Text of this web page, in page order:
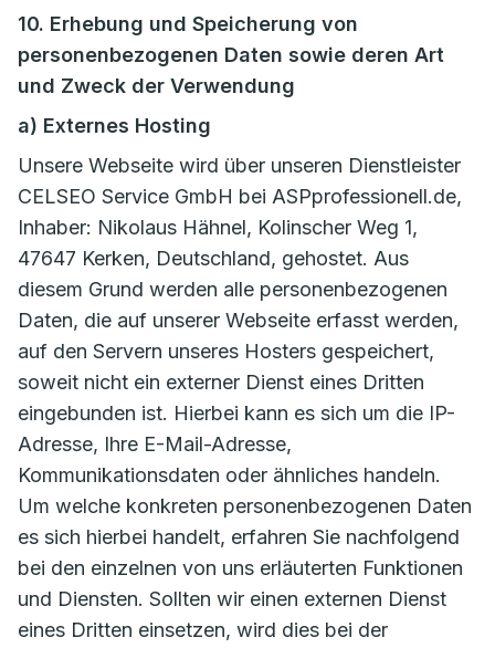
10. Erhebung und Speicherung von
personenbezogenen Daten sowie deren Art
und Zweck der Verwendung
a) Externes Hosting
Unsere Webseite wird über unseren Dienstleister
CELSEO Service GmbH bei ASPprofessionell.de,
Inhaber: Nikolaus Hähnel, Kolinscher Weg 1,
47647 Kerken, Deutschland, gehostet. Aus
diesem Grund werden alle personenbezogenen
Daten, die auf unserer Webseite erfasst werden,
auf den Servern unseres Hosters gespeichert,
soweit nicht ein externer Dienst eines Dritten
eingebunden ist. Hierbei kann es sich um die IP-
Adresse, Ihre E-Mail-Adresse,
Kommunikationsdaten oder ähnliches handeln.
Um welche konkreten personenbezogenen Daten
es sich hierbei handelt, erfahren Sie nachfolgend
bei den einzelnen von uns erläuterten Funktionen
und Diensten. Sollten wir einen externen Dienst
eines Dritten einsetzen, wird dies bei der